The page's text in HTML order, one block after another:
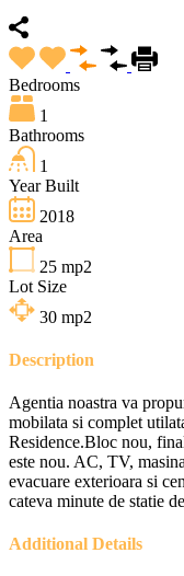
Bedrooms
1
Bathrooms
1
Year Built
2018
Area
25 mp2
Lot Size
30 mp2
Description
Agentia noastra va
mobilata si complet
Residence.Bloc nou,
este nou. AC, TV,
evacuare exterioara si
cateva minute de statie
Additional Details